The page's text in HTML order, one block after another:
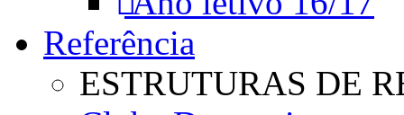
Referência
ESTRUTURAS DE